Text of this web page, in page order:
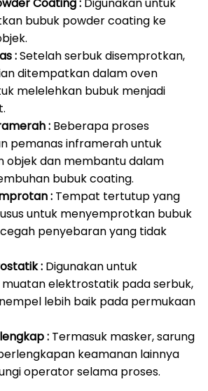
bubuk powder coating ke
:Setelah serbuk disemprotkan,
ditempatkan dalam oven
melelehkan bubuk menjadi
: Beberapa proses
pemanas inframerah untuk
objek dan membantu dalam
bubuk coating.
: Tempat tertutup yang
untuk menyemprotkan bubuk
penyebaran yang tidak
: Digunakan untuk
elektrostatik pada serbuk,
lebih baik pada permukaan
: Termasuk masker, sarung
keamanan lainnya
operator selama proses.